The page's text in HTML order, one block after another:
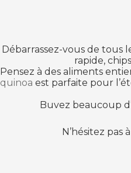
Débarrassez-vous de tous
rapide,
Pensez à des aliments
quinoa est parfaite pour
Buvez beaucoup
N’hésitez pas